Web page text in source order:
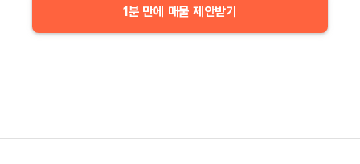
1분 만에 매물 제안받기